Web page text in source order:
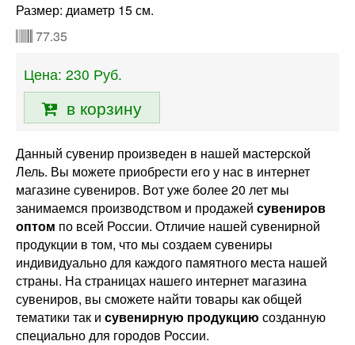
Размер: диаметр 15 см.
77.35
Цена: 230 Руб.
в корзину
Данный сувенир произведен в нашей мастерской
Лель. Вы можете приобрести его у нас в интернет
магазине сувениров. Вот уже более 20 лет мы
занимаемся производством и продажей сувениров
оптом по всей России. Отличие нашей сувенирной
продукции в том, что мы создаем сувениры
индивидуально для каждого памятного места нашей
страны. На страницах нашего интернет магазина
сувениров, вы сможете найти товары как общей
тематики так и сувенирную продукцию созданную
специально для городов России.